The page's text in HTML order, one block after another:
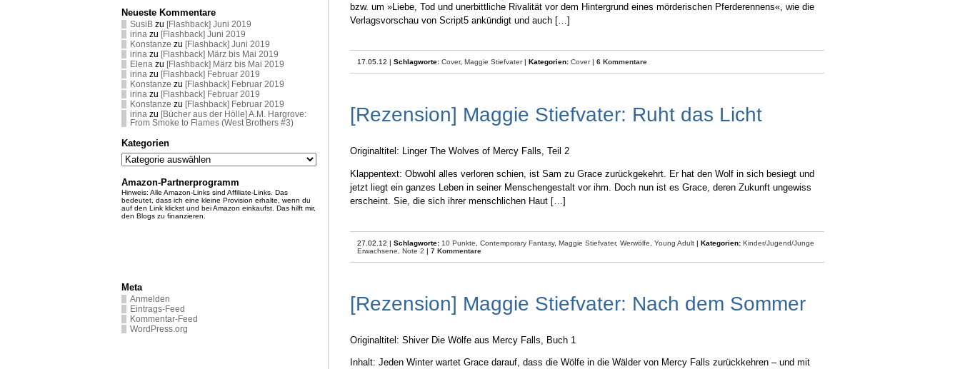
Neueste Kommentare
SusiB zu [Flashback] Juni 2019
irina zu [Flashback] Juni 2019
Konstanze zu [Flashback] Juni 2019
irina zu [Flashback] März bis Mai 2019
Elena zu [Flashback] März bis Mai 2019
irina zu [Flashback] Februar 2019
Konstanze zu [Flashback] Februar 2019
irina zu [Flashback] Februar 2019
Konstanze zu [Flashback] Februar 2019
irina zu [Bücher aus der Hölle] A.M. Hargrove:
From Smoke to Flames (West Brothers #3)
Kategorien
Kategorien
Amazon-Partnerprogramm
Hinweis: Alle Amazon-Links sind Affiliate-Links. Das
bedeutet, dass ich eine kleine Provision erhalte, wenn du
auf den Link klickst und bei Amazon einkaufst. Das hilft mir,
den Blogs zu finanzieren.
Meta
Anmelden
Eintrags-Feed
Kommentar-Feed
WordPress.org
bzw. um »Liebe, Tod und unerbittliche Rivalität vor dem Hintergrund eines mörderischen Pferderennens«, wie die
Verlagsvorschau von Script5 ankündigt und auch […]
17.05.12 | Schlagworte: Cover, Maggie Stiefvater| Kategorien: Cover| 6 Kommentare
[Rezension] Maggie Stiefvater: Ruht das Licht
Originaltitel: Linger The Wolves of Mercy Falls, Teil 2
Klappentext: Obwohl alles verloren schien, ist Sam zu Grace zurückgekehrt. Er hat den Wolf in sich besiegt und
jetzt liegt ein ganzes Leben in seiner Menschengestalt vor ihm. Doch nun ist es Grace, deren Zukunft ungewiss
erscheint. Sie, die sich ihrer menschlichen Haut […]
27.02.12 | Schlagworte: 10 Punkte Contemporary Fantasy, Maggie Stiefvater, Werwölfe Young Adult | Kategorien: Kinder/Jugend/Junge
Erwachsene, Note 2 | 7 Kommentare
[Rezension] Maggie Stiefvater: Nach dem Sommer
Originaltitel: Shiver Die Wölfe aus Mercy Falls, Buch 1
Inhalt: Jeden Winter wartet Grace darauf, dass die Wölfe in die Wälder von Mercy Falls zurückkehren – und mit